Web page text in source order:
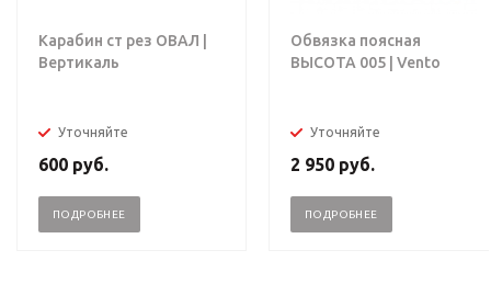
Карабин ст рез ОВАЛ |
Вертикаль
Уточняйте
600 руб.
ПОДРОБНЕЕ
Обвязка поясная
ВЫСОТА 005 | Vento
Уточняйте
2 950 руб.
ПОДРОБНЕЕ